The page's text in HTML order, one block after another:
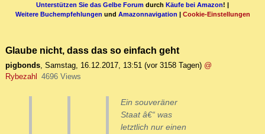
Unterstützen Sie das Gelbe Forum durch Käufe bei Amazon! |
Weitere Buchempfehlungen und Amazonnavigation | Cookie-Einstellungen
Glaube nicht, dass das so einfach geht
pigbonds, Samstag, 16.12.2017, 13:51 (vor 3158 Tagen) @
Rybezahl
4696 Views
Ein souveräner
Staat â€“ was
letztlich nur einen